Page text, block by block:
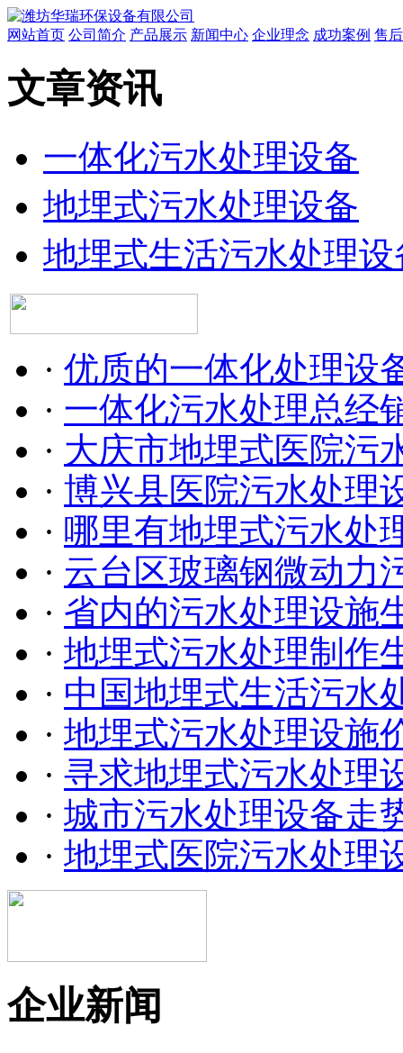
网站首页 公司简介 产品展示 新闻中心 企业理念 成功案例 售
文章资讯
一体化污水处理设备
地埋式污水处理设备
地埋式生活污水处理设
· 优质的一体化处理设
· 一体化污水处理总经
· 大庆市地埋式医院污
· 博兴县医院污水处理
· 哪里有地埋式污水处
· 云台区玻璃钢微动力
· 省内的污水处理设施
· 地埋式污水处理制作
· 中国地埋式生活污水
· 地埋式污水处理设施
· 寻求地埋式污水处理
· 城市污水处理设备走
· 地埋式医院污水处理
企业新闻